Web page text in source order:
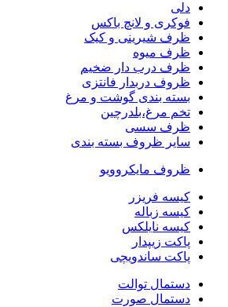
دلی
فوکری و لانچ باکس
ظرف شیرینی و کیک
ظرف میوه
ظرف درب دار ضخیم
ظروف دربدار فانتزی
بسته بندی گوشت و مرغ
تخم مرغ،بلدرچین
ظرف سسی
سایر ظروف بسته بندی
ظروف مایکروویو
کیسه فریزر
کیسه زباله
کیسه نایلکس
پاکت زیپدار
پاکت ساندویچی
دستمال توالت
دستمال صورت